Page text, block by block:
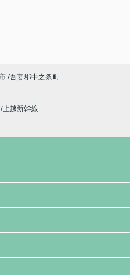
吾妻郡中之条町
上越新幹線